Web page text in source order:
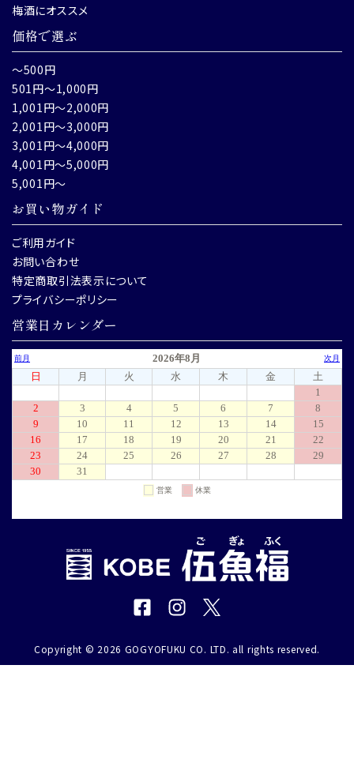
梅酒にオススメ
価格で選ぶ
～500円
501円～1,000円
1,001円～2,000円
2,001円～3,000円
3,001円～4,000円
4,001円～5,000円
5,001円～
お買い物ガイド
ご利用ガイド
お問い合わせ
特定商取引法表示について
プライバシーポリシー
営業日カレンダー
Copyright © 2026 GOGYOFUKU CO. LTD. all rights reserved.